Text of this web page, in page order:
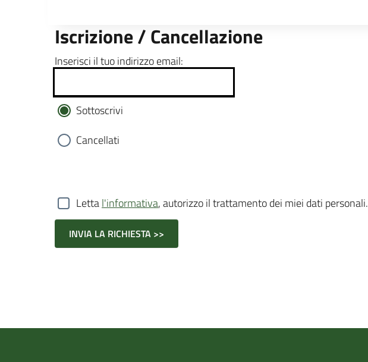
Iscrizione / Cancellazione
Inserisci il tuo indirizzo email:
Sottoscrivi
Cancellati
Lettal'informativa, autorizzo il trattamento dei miei dati personali.